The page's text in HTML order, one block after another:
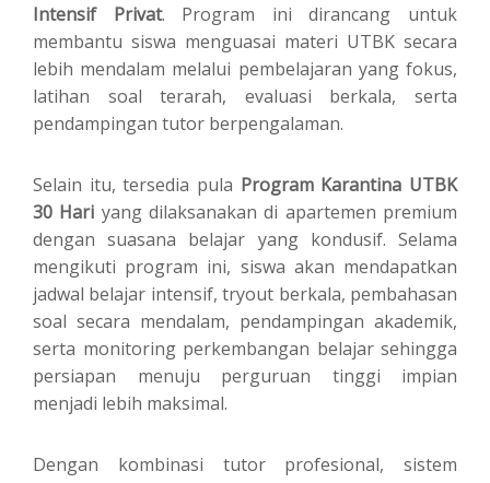
Intensif Privat. Program ini dirancang untuk
membantu siswa menguasai materi UTBK secara
lebih mendalam melalui pembelajaran yang fokus,
latihan soal terarah, evaluasi berkala, serta
pendampingan tutor berpengalaman.
Selain itu, tersedia pula Program Karantina UTBK
30 Hari yang dilaksanakan di apartemen premium
dengan suasana belajar yang kondusif. Selama
mengikuti program ini, siswa akan mendapatkan
jadwal belajar intensif, tryout berkala, pembahasan
soal secara mendalam, pendampingan akademik,
serta monitoring perkembangan belajar sehingga
persiapan menuju perguruan tinggi impian
menjadi lebih maksimal.
Dengan kombinasi tutor profesional, sistem